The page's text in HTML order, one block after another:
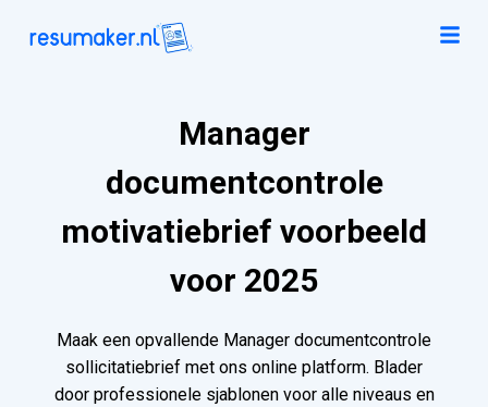
Manager
documentcontrole
motivatiebrief voorbeeld
voor 2025
Maak een opvallende Manager documentcontrole
sollicitatiebrief met ons online platform. Blader
door professionele sjablonen voor alle niveaus en